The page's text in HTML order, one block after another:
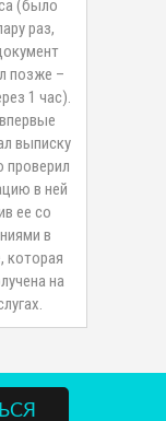
(было
раз,
позже –
1 час).
выписку
проверил
в ней
ее со
в
которая
на